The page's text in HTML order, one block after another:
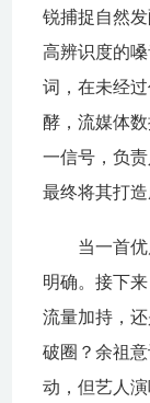
锐捕捉自然
高辨识度的
词，在未经
酵，流媒体
一信号，负
最终将其打造
当一首
明确。接下
流量加持，
破圈？余祖
动，但艺人